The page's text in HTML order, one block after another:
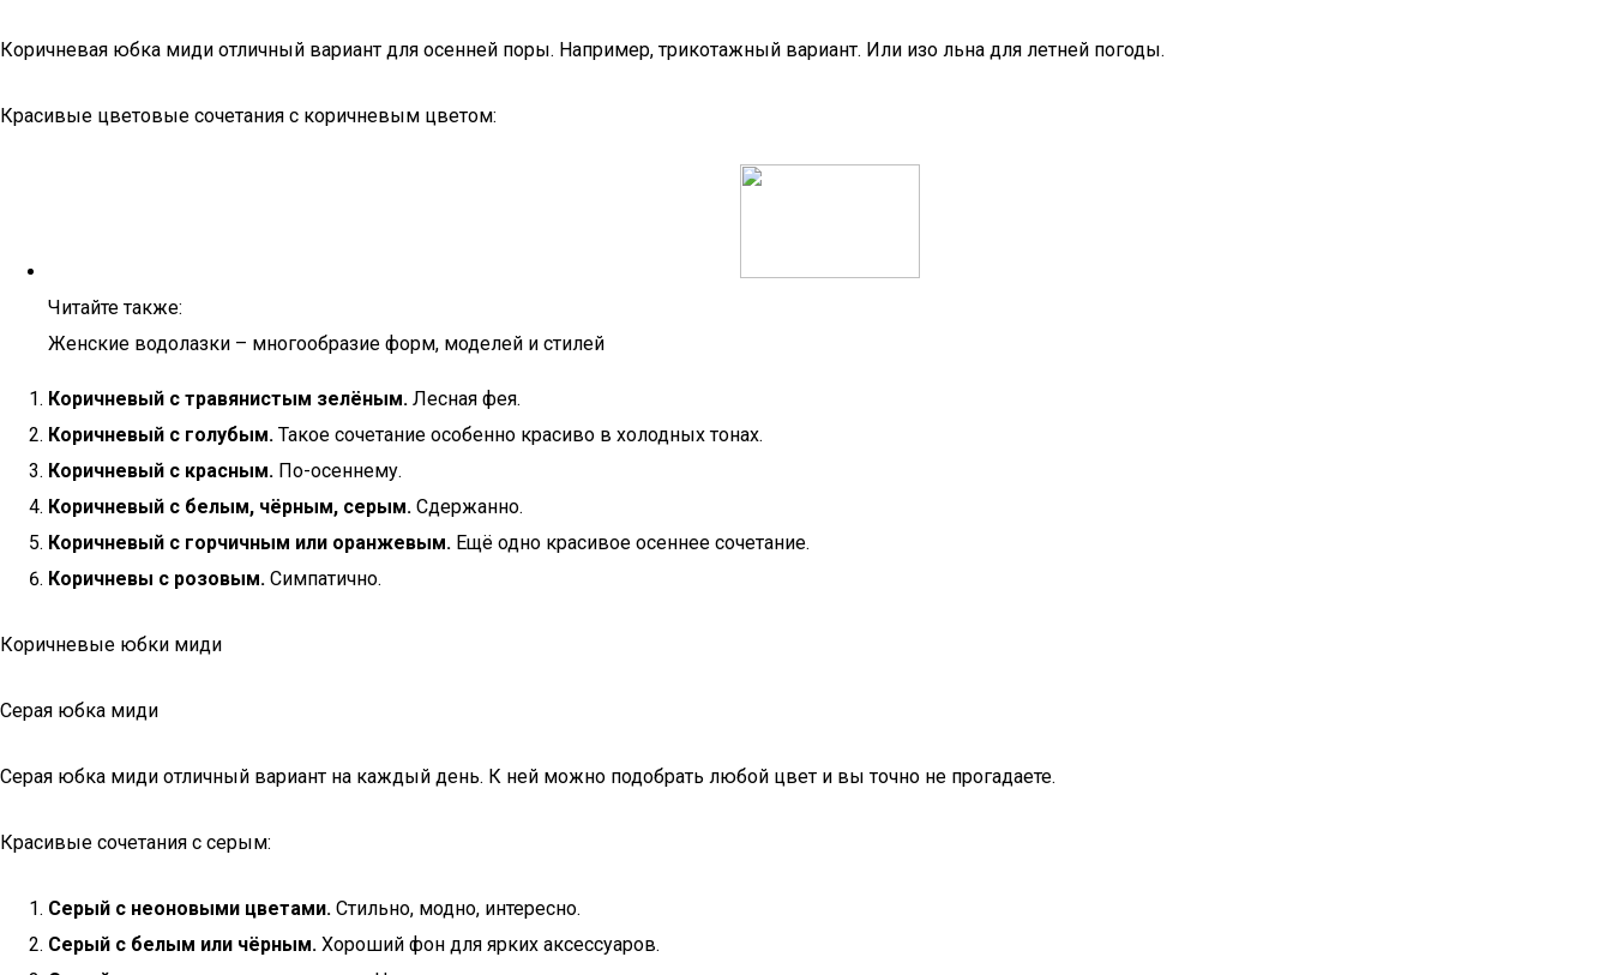
Коричневая юбка миди отличный вариант для осенней поры. Например, трикотажный вариант. Или изо льна для летней погоды.
Красивые цветовые сочетания с коричневым цветом:
Читайте также:
Женские водолазки – многообразие форм, моделей и стилей
Коричневый с травянистым зелёным. Лесная фея.
Коричневый с голубым. Такое сочетание особенно красиво в холодных тонах.
Коричневый с красным. По-осеннему.
Коричневый с белым, чёрным, серым. Сдержанно.
Коричневый с горчичным или оранжевым. Ещё одно красивое осеннее сочетание.
Коричневы с розовым. Симпатично.
Коричневые юбки миди
Серая юбка миди
Серая юбка миди отличный вариант на каждый день. К ней можно подобрать любой цвет и вы точно не прогадаете.
Красивые сочетания с серым:
Серый с неоновыми цветами. Стильно, модно, интересно.
Серый с белым или чёрным. Хороший фон для ярких аксессуаров.